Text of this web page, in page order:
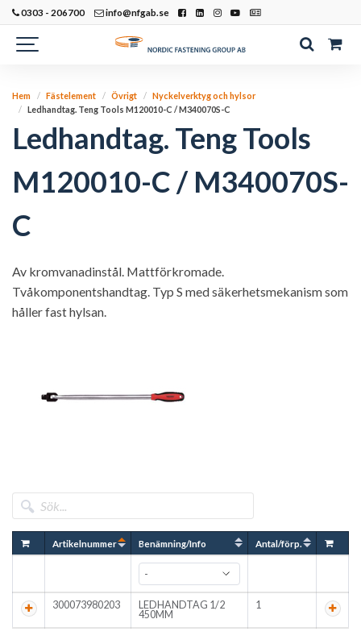
0303 - 206700 info@nfgab.se
Hem Fästelement Övrigt
Nyckelverktyg och hylsor
Ledhandtag. Teng Tools M120010-C / M340070S-C
Ledhandtag. Teng Tools
M120010-C / M340070S-
C
Av kromvanadinstål. Mattförkromade.
Tvåkomponentshandtag. Typ S med säkerhetsmekanism som
håller fast hylsan.
Artikelnummer Benämning/Info Antal/förp.
300073980203
LEDHANDTAG 1/2
450MM
1